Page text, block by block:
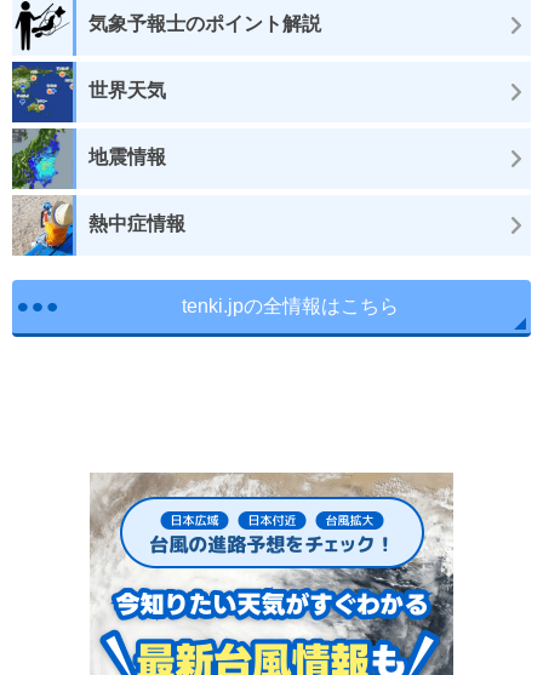
気象予報士のポイント解説
世界天気
地震情報
熱中症情報
tenki.jpの全情報はこちら